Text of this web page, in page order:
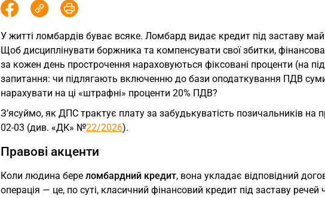
У житті ломбардів буває всяке. Ломбард видає кредит під заставу
Щоб дисциплінувати боржника та компенсувати свої збитки,
за кожен день прострочення нараховуються фіксовані проценти (на
запитання: чи підлягають включенню до бази оподаткування ПДВ
нарахувати на ці «штрафні» проценти 20% ПДВ?
З’ясуймо, як ДПС трактує плату за забудькуватість позичальників
02-03 (див. «ДК» №22/2026).
Правові акценти
Коли людина бере ломбардний кредит, вона укладає відповідний
операція — це, по суті, класичний фінансовий кредит під заставу